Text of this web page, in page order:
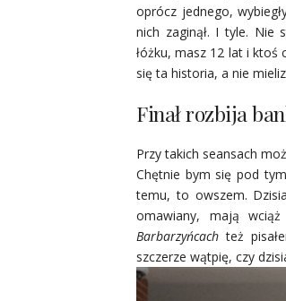
oprócz jednego,
nich zaginął. I tyle. Nie
łóżku, masz 12 lat i ktoś
się ta historia, a nie
Finał rozbija
Przy takich seansach
Chętnie bym się pod
temu, to owszem.
omawiany, mają wciąż
Barbarzyńcachteż
szczerze wątpię, czy